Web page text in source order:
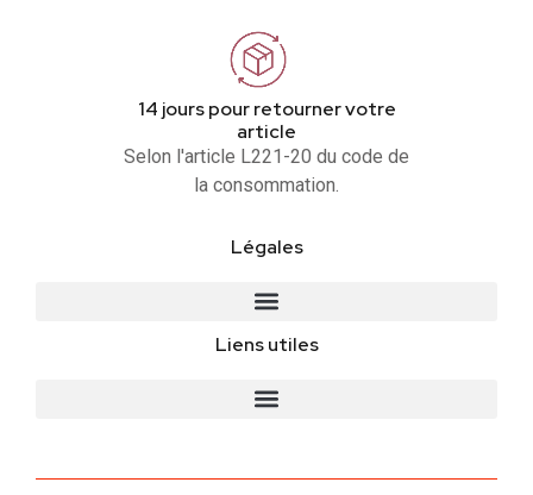
14 jours pour retourner votre
article
Selon l'article L221-20 du code de
la consommation.
Légales
Liens utiles